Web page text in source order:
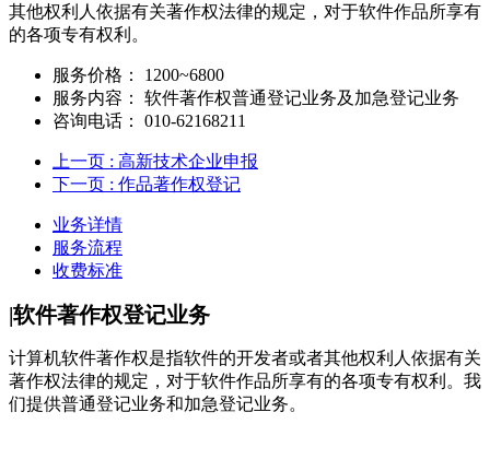
其他权利人依据有关著作权法律的规定，对于软件作品所享有
的各项专有权利。
服务价格：
1200~6800
服务内容：
软件著作权普通登记业务及加急登记业务
咨询电话：
010-62168211
上一页 : 高新技术企业申报
下一页 : 作品著作权登记
业务详情
服务流程
收费标准
|软件著作权登记业务
计算机软件著作权是指软件的开发者或者其他权利人依据有关
著作权法律的规定，对于软件作品所享有的各项专有权利。我
们提供普通登记业务和加急登记业务。